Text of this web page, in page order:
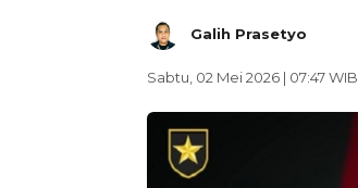
Galih Prasetyo
Sabtu, 02 Mei 2026 | 07:47 WIB